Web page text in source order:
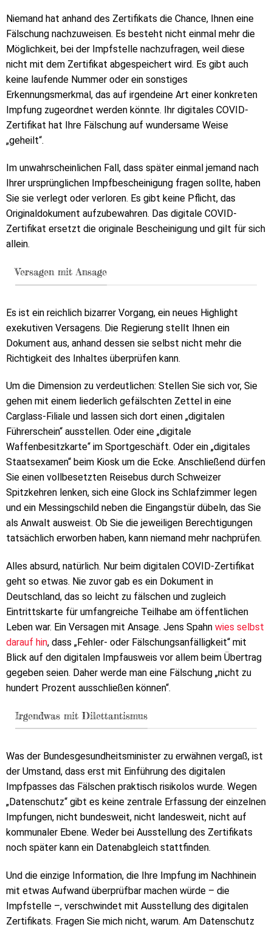
Niemand hat anhand des Zertifikats die Chance, Ihnen eine
Fälschung nachzuweisen. Es besteht nicht einmal mehr die
Möglichkeit, bei der Impfstelle nachzufragen, weil diese
nicht mit dem Zertifikat abgespeichert wird. Es gibt auch
keine laufende Nummer oder ein sonstiges
Erkennungsmerkmal, das auf irgendeine Art einer konkreten
Impfung zugeordnet werden könnte. Ihr digitales COVID-
Zertifikat hat Ihre Fälschung auf wundersame Weise
„geheilt“.
Im unwahrscheinlichen Fall, dass später einmal jemand nach
Ihrer ursprünglichen Impfbescheinigung fragen sollte, haben
Sie sie verlegt oder verloren. Es gibt keine Pflicht, das
Originaldokument aufzubewahren. Das digitale COVID-
Zertifikat ersetzt die originale Bescheinigung und gilt für sich
allein.
Versagen mit Ansage
Es ist ein reichlich bizarrer Vorgang, ein neues Highlight
exekutiven Versagens. Die Regierung stellt Ihnen ein
Dokument aus, anhand dessen sie selbst nicht mehr die
Richtigkeit des Inhaltes überprüfen kann.
Um die Dimension zu verdeutlichen: Stellen Sie sich vor, Sie
gehen mit einem liederlich gefälschten Zettel in eine
Carglass-Filiale und lassen sich dort einen „digitalen
Führerschein“ ausstellen. Oder eine „digitale
Waffenbesitzkarte“ im Sportgeschäft. Oder ein „digitales
Staatsexamen“ beim Kiosk um die Ecke. Anschließend dürfen
Sie einen vollbesetzten Reisebus durch Schweizer
Spitzkehren lenken, sich eine Glock ins Schlafzimmer legen
und ein Messingschild neben die Eingangstür dübeln, das Sie
als Anwalt ausweist. Ob Sie die jeweiligen Berechtigungen
tatsächlich erworben haben, kann niemand mehr nachprüfen.
Alles absurd, natürlich. Nur beim digitalen COVID-Zertifikat
geht so etwas. Nie zuvor gab es ein Dokument in
Deutschland, das so leicht zu fälschen und zugleich
Eintrittskarte für umfangreiche Teilhabe am öffentlichen
Leben war. Ein Versagen mit Ansage. Jens Spahn wies selbst
darauf hin, dass „Fehler- oder Fälschungsanfälligkeit“ mit
Blick auf den digitalen Impfausweis vor allem beim Übertrag
gegeben seien. Daher werde man eine Fälschung „nicht zu
hundert Prozent ausschließen können“.
Irgendwas mit Dilettantismus
Was der Bundesgesundheitsminister zu erwähnen vergaß, ist
der Umstand, dass erst mit Einführung des digitalen
Impfpasses das Fälschen praktisch risikolos wurde. Wegen
„Datenschutz“ gibt es keine zentrale Erfassung der einzelnen
Impfungen, nicht bundesweit, nicht landesweit, nicht auf
kommunaler Ebene. Weder bei Ausstellung des Zertifikats
noch später kann ein Datenabgleich stattfinden.
Und die einzige Information, die Ihre Impfung im Nachhinein
mit etwas Aufwand überprüfbar machen würde – die
Impfstelle –, verschwindet mit Ausstellung des digitalen
Zertifikats. Fragen Sie mich nicht, warum. Am Datenschutz